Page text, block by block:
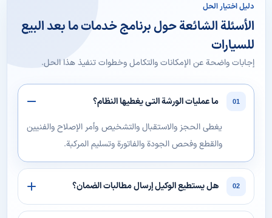
دليل اختيار الحل
الأسئلة الشائعة حول برنامج خدمات ما بعد البيع
للسيارات
إجابات واضحة عن الإمكانات والتكامل وخطوات تنفيذ هذا الحل.
01 ما عمليات الورشة التي يغطيها النظام؟
يغطي الحجز والاستقبال والتشخيص وأمر الإصلاح والفنيين
والقطع وفحص الجودة والفاتورة وتسليم المركبة.
02 هل يستطيع الوكيل إرسال مطالبات الضمان؟